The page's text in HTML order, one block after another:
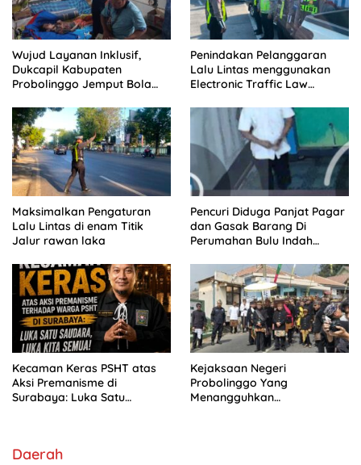
Wujud Layanan Inklusif,
Dukcapil Kabupaten
Probolinggo Jemput Bola
Disabilitas di Dringu
Penindakan Pelanggaran
Lalu Lintas menggunakan
Electronic Traffic Law
Handheld Di Pos Leces
Maksimalkan Pengaturan
Lalu Lintas di enam Titik
Jalur rawan laka
Pencuri Diduga Panjat Pagar
dan Gasak Barang Di
Perumahan Bulu Indah
CCTV
Kecaman Keras PSHT atas
Aksi Premanisme di
Surabaya: Luka Satu
Kejaksaan Negeri
Probolinggo Yang
Menangguhkan
Daerah